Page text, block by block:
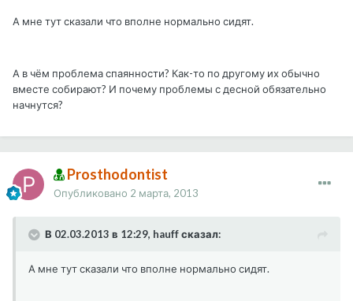
А мне тут сказали что вполне нормально сидят.
А в чём проблема спаянности? Как-то по другому их обычно
вместе собирают? И почему проблемы с десной обязательно
начнутся?
Prosthodontist
Опубликовано 2 марта, 2013
В 02.03.2013 в 12:29, hauff сказал:
А мне тут сказали что вполне нормально сидят.